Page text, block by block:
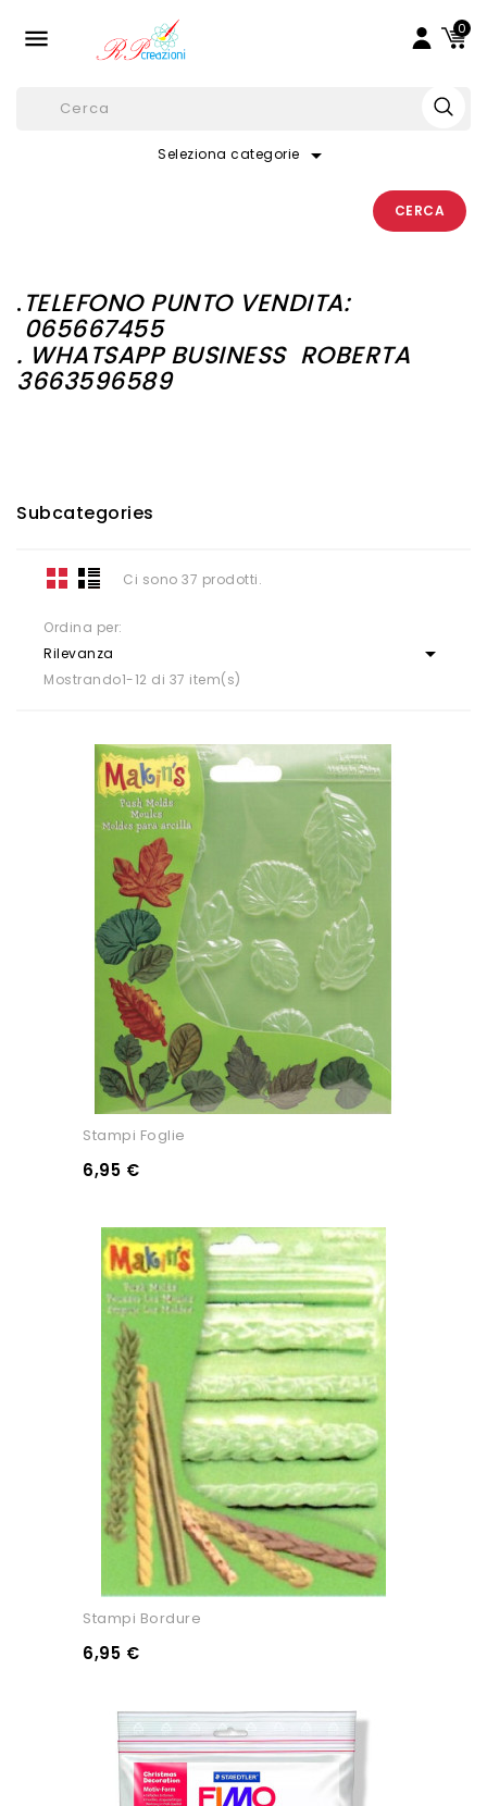
 0
Seleziona categorie arrow_drop_down
CERCA
.TELEFONO PUNTO VENDITA:
065667455
. WHATSAPP BUSINESS ROBERTA
3663596589
Subcategories
Ci sono 37 prodotti.
Ordina per:
Rilevanza

Mostrando1-12 di 37 item(s)
Stampi Foglie
6,95 €
Stampi Bordure
6,95 €